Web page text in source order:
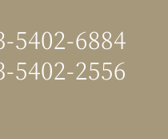
5402-6884
5402-2556